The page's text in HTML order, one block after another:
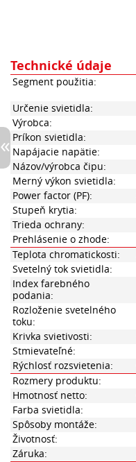
Technické údaje
Segment použitia:
Určenie svietidla:
Výrobca:
Príkon svietidla:
Napájacie napätie:
Názov/výrobca čipu:
Merný výkon svietidla:
Power factor (PF):
Stupeň krytia:
Trieda ochrany:
Prehlásenie o zhode:
Teplota chromatickosti:
Svetelný tok svietidla:
Index farebného
podania:
Rozloženie svetelného
toku:
Krivka svietivosti:
Stmievateľné:
Rýchlosť rozsvietenia:
Rozmery produktu:
Hmotnosť netto:
Farba svietidla:
Spôsoby montáže:
Životnosť:
Záruka: